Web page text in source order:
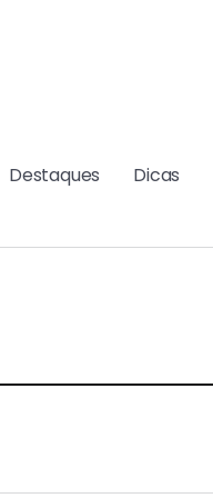
Destaques Dicas